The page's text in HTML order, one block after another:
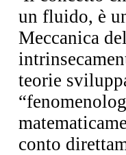
un fluido, è
Meccanica
teorie
conto